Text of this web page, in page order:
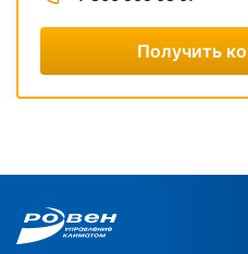
Получить